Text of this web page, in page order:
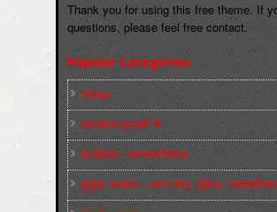
Thank you for using this free theme. If
questions, please feel free contact.
Popular Categories
Slider
कारख़ाना इलाक़ों से
फ़ासीवाद / साम्‍प्रदायिकता
बुर्जुआ जनवाद – दमन तंत्र, पुलिस, न्‍यायपालिका